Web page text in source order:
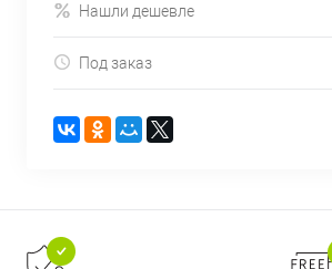
Нашли дешевле
Под заказ